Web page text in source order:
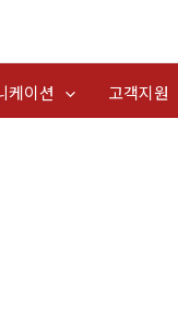
케이션 고객지원